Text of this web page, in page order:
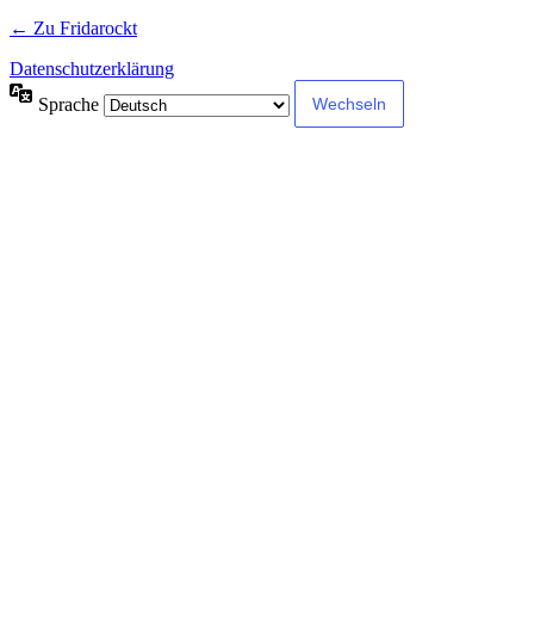
← Zu Fridarockt
Datenschutzerklärung
Sprache